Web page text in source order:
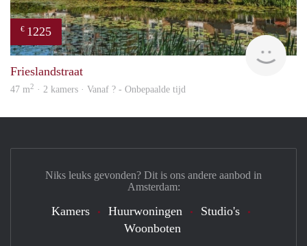
€ 1225
Frieslandstraat
47 m2 · 2 kamers · Vanaf ? - Onbepaalde tijd
Niks leuks gevonden? Dit is ons andere aanbod in
Amsterdam:
Kamers Huurwoningen
Studio's
Woonboten